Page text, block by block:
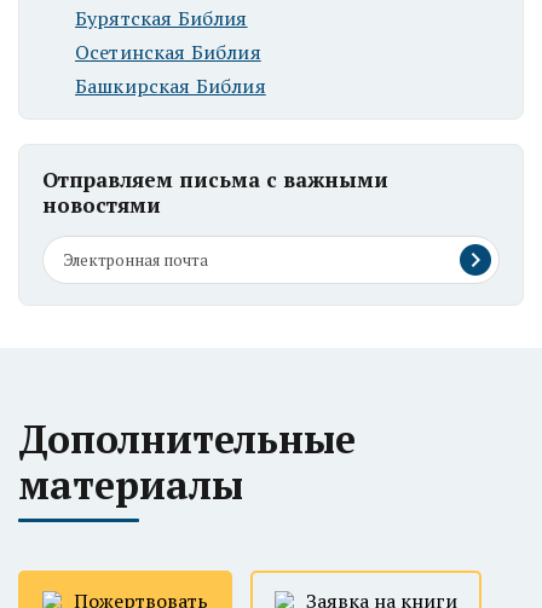
Бурятская Библия
Осетинская Библия
Башкирская Библия
Отправляем письма с важными
новостями
Дополнительные
материалы
Пожертвовать Заявка на книги